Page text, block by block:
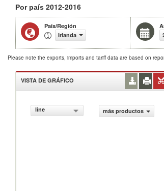
Por país 2012-2016
País/Región
Irlanda
Please note the exports, imports and tariff data are based on
VISTA DE GRÁFICO
line más productos